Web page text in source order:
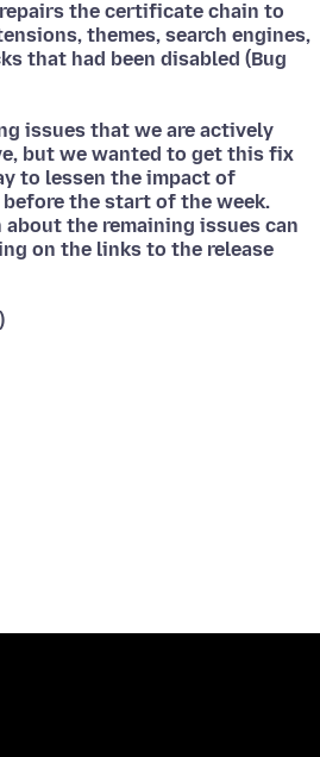
repairs the certificate chain to
themes, search engines,
that had been disabled (Bug
issues that we are actively
but we wanted to get this fix
to lessen the impact of
the start of the week.
the remaining issues can
on the links to the release